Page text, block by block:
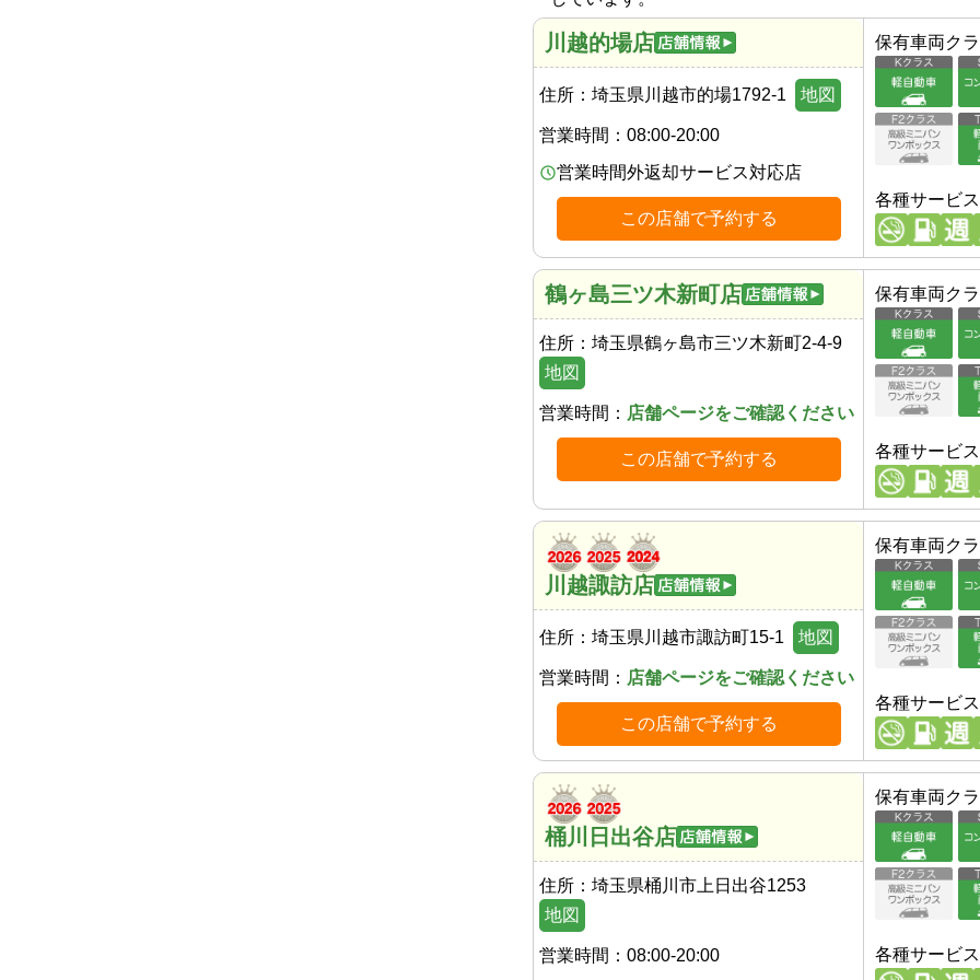
川越的場店
住所： 埼玉県川越市的場1792-1 地図
営業時間： 08:00-20:00
営業時間外返却サービス対応店
この店舗で予約する
保有車両ク
各種サービス
鶴ヶ島三ツ木新町店
住所： 埼玉県鶴ヶ島市三ツ木新町2-4-9
地図
営業時間： 店舗ページをご確認ください
この店舗で予約する
保有車両ク
各種サービス
川越諏訪店
住所： 埼玉県川越市諏訪町15-1 地図
営業時間： 店舗ページをご確認ください
この店舗で予約する
保有車両ク
各種サービス
桶川日出谷店
住所： 埼玉県桶川市上日出谷1253
地図
営業時間： 08:00-20:00
保有車両ク
各種サービス